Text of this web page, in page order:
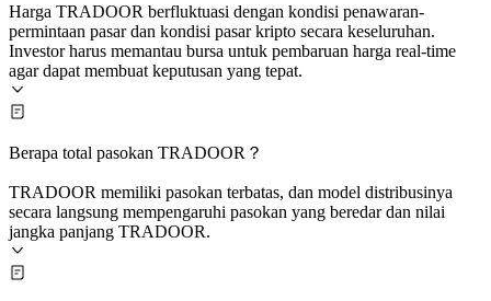
Harga TRADOOR berfluktuasi dengan kondisi penawaran-
permintaan pasar dan kondisi pasar kripto secara keseluruhan.
Investor harus memantau bursa untuk pembaruan harga real-time
agar dapat membuat keputusan yang tepat.
Berapa total pasokan TRADOOR？
TRADOOR memiliki pasokan terbatas, dan model distribusinya
secara langsung mempengaruhi pasokan yang beredar dan nilai
jangka panjang TRADOOR.